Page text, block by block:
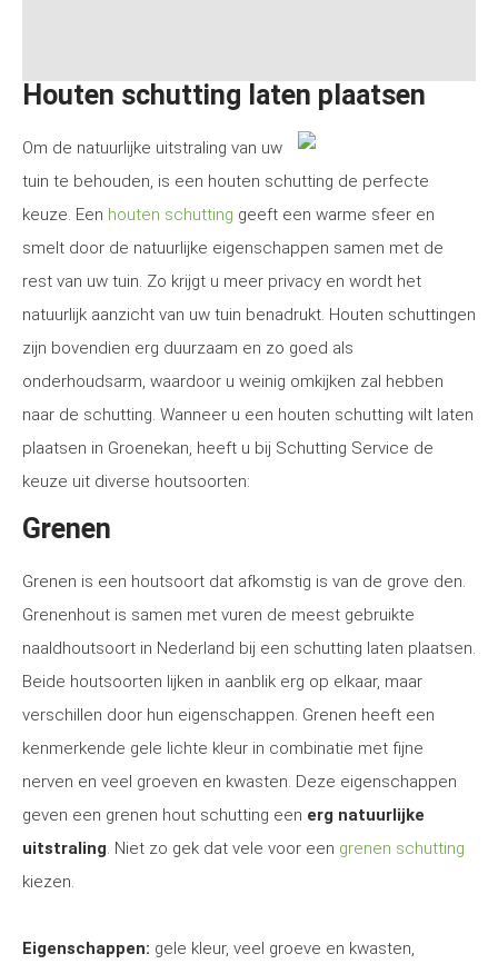
Houten schutting laten plaatsen
Om de natuurlijke uitstraling van uw
tuin te behouden, is een houten schutting de perfecte
keuze. Een houten schutting geeft een warme sfeer en
smelt door de natuurlijke eigenschappen samen met de
rest van uw tuin. Zo krijgt u meer privacy en wordt het
natuurlijk aanzicht van uw tuin benadrukt. Houten schuttingen
zijn bovendien erg duurzaam en zo goed als
onderhoudsarm, waardoor u weinig omkijken zal hebben
naar de schutting. Wanneer u een houten schutting wilt laten
plaatsen in Groenekan, heeft u bij Schutting Service de
keuze uit diverse houtsoorten:
Grenen
Grenen is een houtsoort dat afkomstig is van de grove den.
Grenenhout is samen met vuren de meest gebruikte
naaldhoutsoort in Nederland bij een schutting laten plaatsen.
Beide houtsoorten lijken in aanblik erg op elkaar, maar
verschillen door hun eigenschappen. Grenen heeft een
kenmerkende gele lichte kleur in combinatie met fijne
nerven en veel groeven en kwasten. Deze eigenschappen
geven een grenen hout schutting een erg natuurlijke
uitstraling. Niet zo gek dat vele voor een grenen schutting
kiezen.
Eigenschappen: gele kleur, veel groeve en kwasten,